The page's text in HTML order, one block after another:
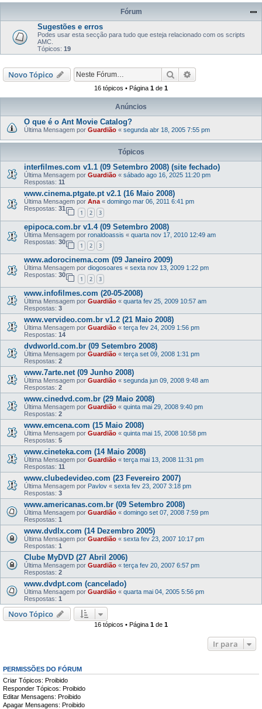
q
Fórum
Sugestões e erros
Podes usar esta secção para tudo que esteja relacionado com os scripts
AMC.
Tópicos: 19
Novo Tópico Pesquisar
16 tópicos • Página 1 de 1
Anúncios
O que é o Ant Movie Catalog?
Última Mensagem por Guardião « segunda abr 18, 2005 7:55 pm
Tópicos
interfilmes.com v1.1 (09 Setembro 2008) (site fechado)
Última Mensagem por Guardião « sábado ago 16, 2025 11:20 pm
Respostas: 11
www.cinema.ptgate.pt v2.1 (16 Maio 2008)
Última Mensagem por Ana « domingo mar 06, 2011 6:41 pm
Respostas: 31
1 2 3
epipoca.com.br v1.4 (09 Setembro 2008)
Última Mensagem por ronaldoassis « quarta nov 17, 2010 12:49 am
Respostas: 30
1 2 3
www.adorocinema.com (09 Janeiro 2009)
Última Mensagem por diogosoares « sexta nov 13, 2009 1:22 pm
Respostas: 30
1 2 3
www.infofilmes.com (20-05-2008)
Última Mensagem por Guardião « quarta fev 25, 2009 10:57 am
Respostas: 3
www.vervideo.com.br v1.2 (21 Maio 2008)
Última Mensagem por Guardião « terça fev 24, 2009 1:56 pm
Respostas: 14
dvdworld.com.br (09 Setembro 2008)
Última Mensagem por Guardião « terça set 09, 2008 1:31 pm
Respostas: 2
www.7arte.net (09 Junho 2008)
Última Mensagem por Guardião « segunda jun 09, 2008 9:48 am
Respostas: 2
www.cinedvd.com.br (29 Maio 2008)
Última Mensagem por Guardião « quinta mai 29, 2008 9:40 pm
Respostas: 2
www.emcena.com (15 Maio 2008)
Última Mensagem por Guardião « quinta mai 15, 2008 10:58 pm
Respostas: 5
www.cineteka.com (14 Maio 2008)
Última Mensagem por Guardião « terça mai 13, 2008 11:31 pm
Respostas: 11
www.clubedevideo.com (23 Fevereiro 2007)
Última Mensagem por Pavlov « sexta fev 23, 2007 3:18 pm
Respostas: 3
www.americanas.com.br (09 Setembro 2008)
Última Mensagem por Guardião « domingo set 07, 2008 7:59 pm
Respostas: 1
www.dvdlx.com (14 Dezembro 2005)
Última Mensagem por Guardião « sexta fev 23, 2007 10:17 pm
Respostas: 1
Clube MyDVD (27 Abril 2006)
Última Mensagem por Guardião « terça fev 20, 2007 6:57 pm
Respostas: 2
www.dvdpt.com (cancelado)
Última Mensagem por Guardião « quarta mai 04, 2005 5:56 pm
Respostas: 1
Novo Tópico
16 tópicos • Página 1 de 1
Ir para
PERMISSÕES DO FÓRUM
Criar Tópicos: Proibido
Responder Tópicos: Proibido
Editar Mensagens: Proibido
Apagar Mensagens: Proibido